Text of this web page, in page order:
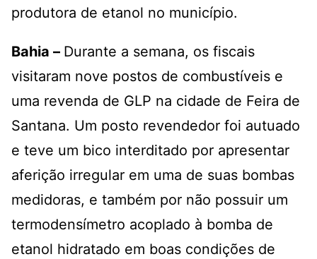
produtora de etanol no município.
Bahia – Durante a semana, os fiscais
visitaram nove postos de combustíveis e
uma revenda de GLP na cidade de Feira de
Santana. Um posto revendedor foi autuado
e teve um bico interditado por apresentar
aferição irregular em uma de suas bombas
medidoras, e também por não possuir um
termodensímetro acoplado à bomba de
etanol hidratado em boas condições de